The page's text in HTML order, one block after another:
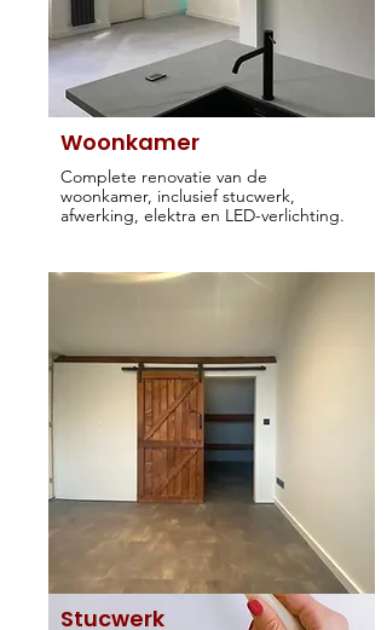
Woonkamer
Complete renovatie van de
woonkamer, inclusief stucwerk,
afwerking, elektra en LED-verlichting.
Stucwerk